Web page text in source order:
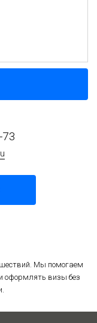
Мы помогаем
оформлять визы без